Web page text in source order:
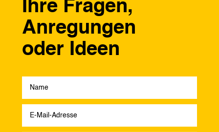
Ihre Fragen,
Anregungen
oder Ideen